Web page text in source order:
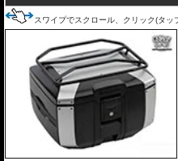
スワイプでスクロール、クリック(タッ